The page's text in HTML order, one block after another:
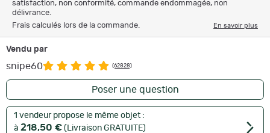
satisfaction, non conformité, commande endommagée, non
délivrance.
Frais calculés lors de la commande.
En savoir plus
Vendu par
snipe60 (62828)
Poser une question
1 vendeur propose le même objet :
à 218,50 € (Livraison GRATUITE)